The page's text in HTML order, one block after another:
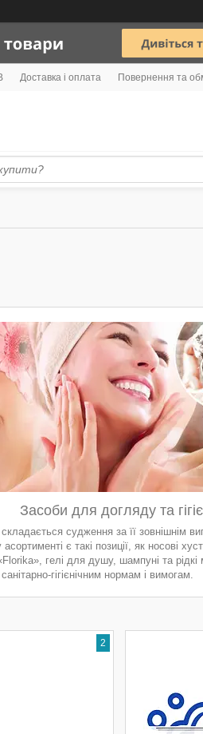
Доставка і оплата Повернення та
Засоби для догляду та
судження за її зовнішнім
є такі позиції, як носові
гелі для душу, шампуні та
гігієнічним нормам і вимогам.
2